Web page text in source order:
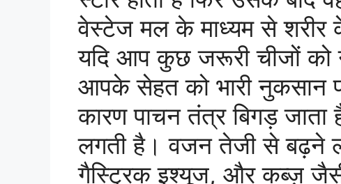
वेस्टेज मल के माध्यम से शरीर
यदि आप कुछ जरूरी चीजों
आपके सेहत को भारी नुकसान
कारण पाचन तंत्र बिगड़
लगती है। वजन तेजी से बढ़ने
गैस्ट्रिक इश्यूज, और कब्ज़